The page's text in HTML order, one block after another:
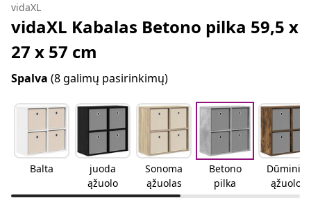
vidaXL
vidaXL Kabalas Betono pilka 59,5 x
27 x 57 cm
Spalva (8 galimų pasirinkimų)
Balta
juoda
ąžuolo
Sonoma
ąžuolas
Betono
pilka
Dūminio
ąžuolo